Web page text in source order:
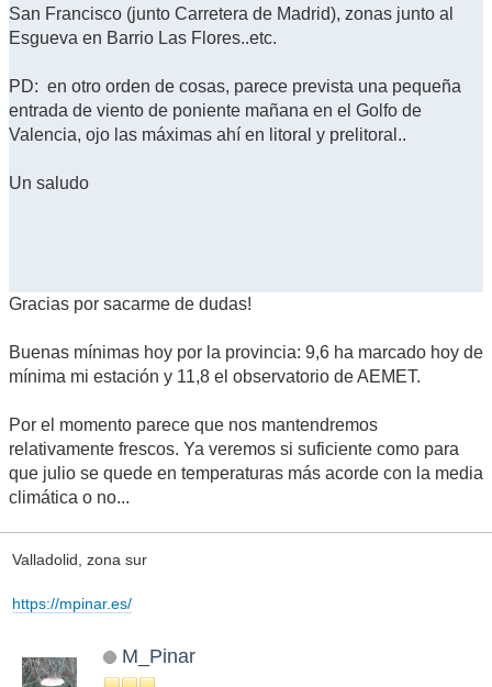
San Francisco (junto Carretera de Madrid), zonas junto al
Esgueva en Barrio Las Flores..etc.
PD: en otro orden de cosas, parece prevista una pequeña
entrada de viento de poniente mañana en el Golfo de
Valencia, ojo las máximas ahí en litoral y prelitoral..
Un saludo
Gracias por sacarme de dudas!
Buenas mínimas hoy por la provincia: 9,6 ha marcado hoy de
mínima mi estación y 11,8 el observatorio de AEMET.
Por el momento parece que nos mantendremos
relativamente frescos. Ya veremos si suficiente como para
que julio se quede en temperaturas más acorde con la media
climática o no...
Valladolid, zona sur
https://mpinar.es/
M_Pinar